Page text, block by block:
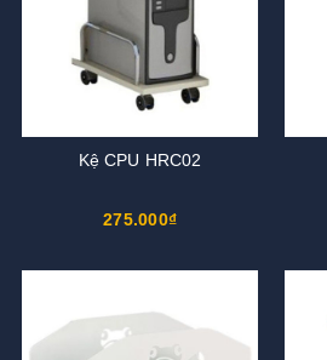
Kệ CPU HRC02
275.000₫